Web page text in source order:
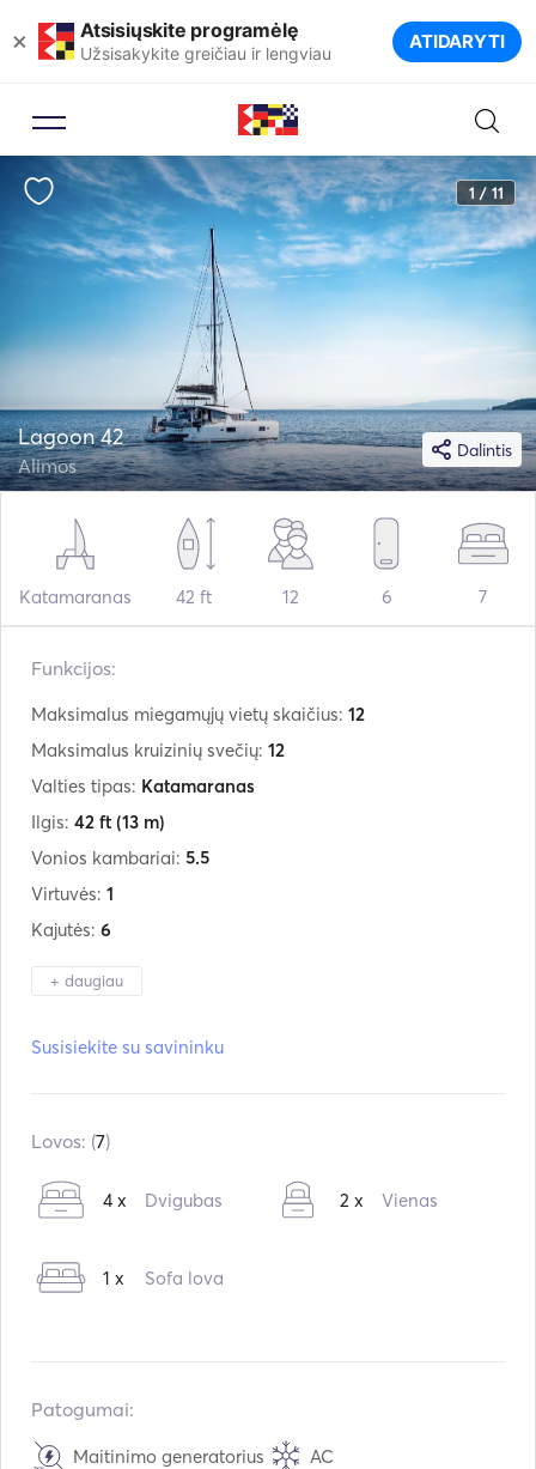
× Atsisiųskite programėlę
Užsisakykite greičiau ir lengviau ATIDARYTI
1 / 11
Dalintis
Lagoon 42
Alimos
Katamaranas 42 ft 12 6 7
Funkcijos:
Maksimalus miegamųjų vietų skaičius: 12
Maksimalus kruizinių svečių: 12
Valties tipas: Katamaranas
Ilgis: 42 ft (13 m)
Vonios kambariai: 5.5
Virtuvės: 1
Kajutės: 6
+ daugiau
Varikliai:2 x 28hp
Vartojimas:
L /val.
Kuro talpa:
600 L
Susisiekite su savininku
Lovos: (7)
4 x Dvigubas 2 x Vienas
1 x Sofa lova
Patogumai:
Maitinimo generatorius AC